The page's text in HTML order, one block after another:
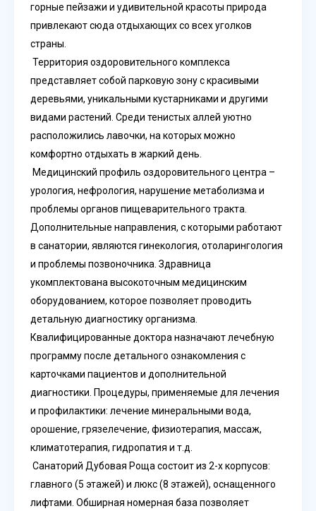
горные пейзажи и удивительной красоты природа
привлекают сюда отдыхающих со всех уголков
страны.
Территория оздоровительного комплекса
представляет собой парковую зону с красивыми
деревьями, уникальными кустарниками и другими
видами растений. Среди тенистых аллей уютно
расположились лавочки, на которых можно
комфортно отдыхать в жаркий день.
Медицинский профиль оздоровительного центра –
урология, нефрология, нарушение метаболизма и
проблемы органов пищеварительного тракта.
Дополнительные направления, с которыми работают
в санатории, являются гинекология, отоларингология
и проблемы позвоночника. Здравница
укомплектована высокоточным медицинским
оборудованием, которое позволяет проводить
детальную диагностику организма.
Квалифицированные доктора назначают лечебную
программу после детального ознакомления с
карточками пациентов и дополнительной
диагностики. Процедуры, применяемые для лечения
и профилактики: лечение минеральными вода,
орошение, грязелечение, физиотерапия, массаж,
климатотерапия, гидропатия и т.д.
Санаторий Дубовая Роща состоит из 2-х корпусов:
главного (5 этажей) и люкс (8 этажей), оснащенного
лифтами. Обширная номерная база позволяет